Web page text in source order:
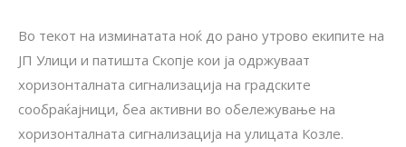
Во текот на изминатaта ноќ до рано утрово екипите на
ЈП Улици и патишта Скопје кои ја одржуваат
хоризонталната сигнализација на градските
сообраќајници, беа активни во обележување на
хоризонталната сигнализација на улицата Козле.